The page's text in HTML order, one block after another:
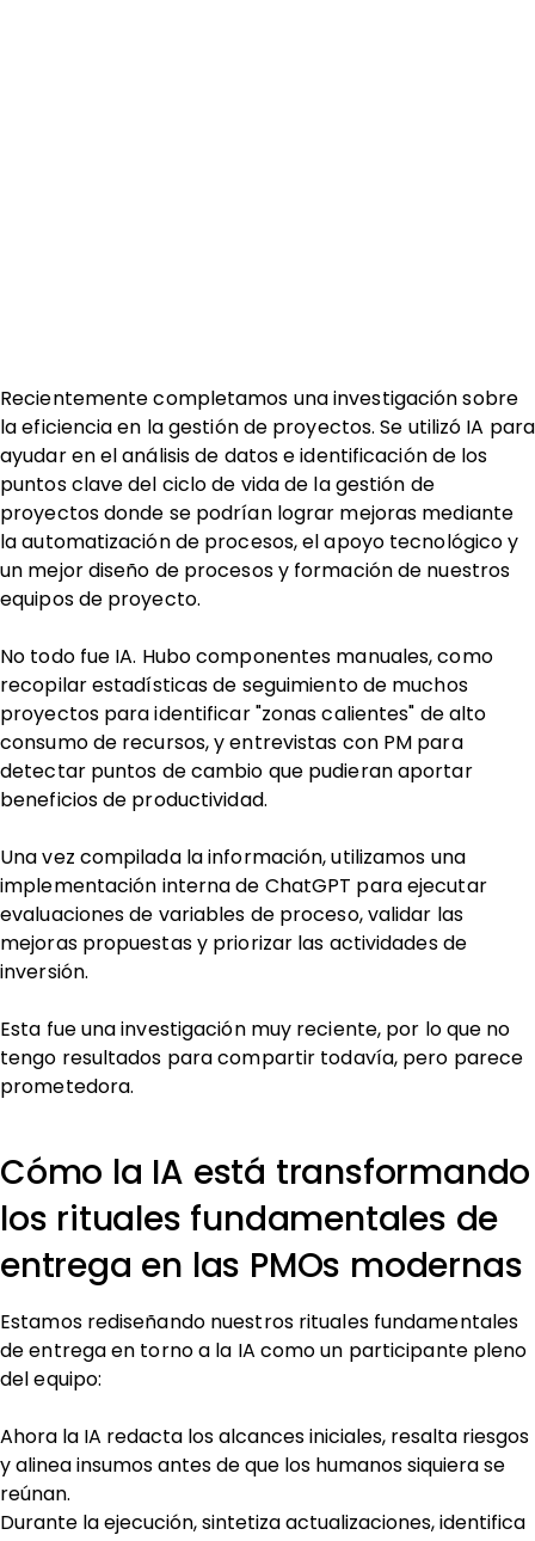
Recientemente completamos una investigación sobre
la eficiencia en la gestión de proyectos. Se utilizó IA para
ayudar en el análisis de datos e identificación de los
puntos clave del ciclo de vida de la gestión de
proyectos donde se podrían lograr mejoras mediante
la automatización de procesos, el apoyo tecnológico y
un mejor diseño de procesos y formación de nuestros
equipos de proyecto.
No todo fue IA. Hubo componentes manuales, como
recopilar estadísticas de seguimiento de muchos
proyectos para identificar "zonas calientes" de alto
consumo de recursos, y entrevistas con PM para
detectar puntos de cambio que pudieran aportar
beneficios de productividad.
Una vez compilada la información, utilizamos una
implementación interna de ChatGPT para ejecutar
evaluaciones de variables de proceso, validar las
mejoras propuestas y priorizar las actividades de
inversión.
Esta fue una investigación muy reciente, por lo que no
tengo resultados para compartir todavía, pero parece
prometedora.
Cómo la IA está transformando
los rituales fundamentales de
entrega en las PMOs modernas
Estamos rediseñando nuestros rituales fundamentales
de entrega en torno a la IA como un participante pleno
del equipo:
Ahora la IA redacta los alcances iniciales, resalta riesgos
y alinea insumos antes de que los humanos siquiera se
reúnan.
Durante la ejecución, sintetiza actualizaciones, identifica